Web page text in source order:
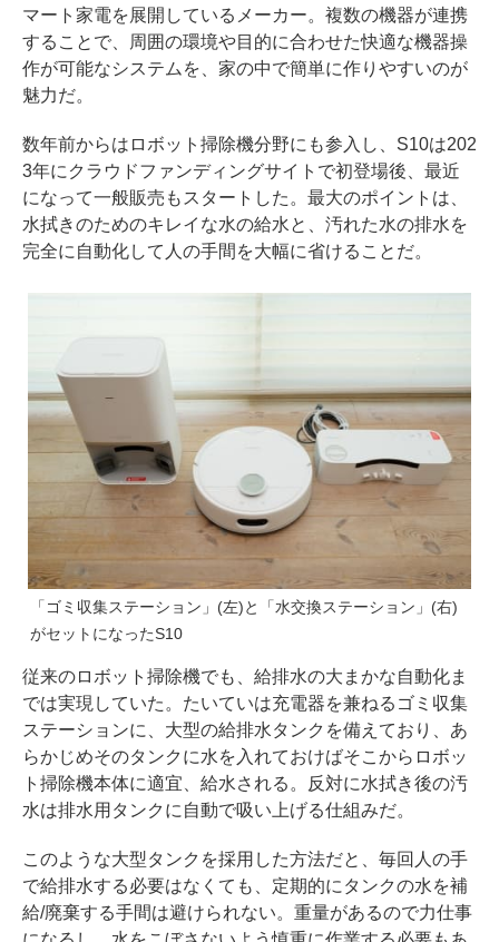
マート家電を展開しているメーカー。複数の機器が連携
することで、周囲の環境や目的に合わせた快適な機器操
作が可能なシステムを、家の中で簡単に作りやすいのが
魅力だ。
数年前からはロボット掃除機分野にも参入し、S10は202
3年にクラウドファンディングサイトで初登場後、最近
になって一般販売もスタートした。最大のポイントは、
水拭きのためのキレイな水の給水と、汚れた水の排水を
完全に自動化して人の手間を大幅に省けることだ。
「ゴミ収集ステーション」(左)と「水交換ステーション」(右)
がセットになったS10
従来のロボット掃除機でも、給排水の大まかな自動化ま
では実現していた。たいていは充電器を兼ねるゴミ収集
ステーションに、大型の給排水タンクを備えており、あ
らかじめそのタンクに水を入れておけばそこからロボッ
ト掃除機本体に適宜、給水される。反対に水拭き後の汚
水は排水用タンクに自動で吸い上げる仕組みだ。
このような大型タンクを採用した方法だと、毎回人の手
で給排水する必要はなくても、定期的にタンクの水を補
給/廃棄する手間は避けられない。重量があるので力仕事